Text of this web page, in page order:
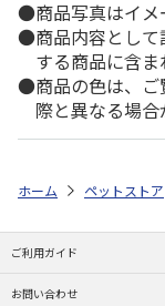
商品写真はイメ
商品内容とし
する商品に含ま
商品の色は、
際と異なる場合
ホーム ペットストア
ご利用ガイド
お問い合わせ